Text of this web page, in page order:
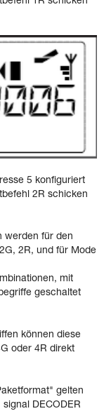
5 konfiguriert
2R schicken
werden für den
2R, und für Mode
mit
geschaltet
können diese
oder 4R direkt
gelten
DECODER